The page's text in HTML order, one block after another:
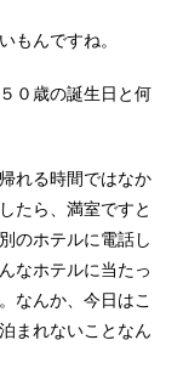
もんですね。
０歳の誕生日と何
れる時間ではなか
たら、満室ですと
のホテルに電話し
なホテルに当たっ
なんか、今日はこ
まれないことなん